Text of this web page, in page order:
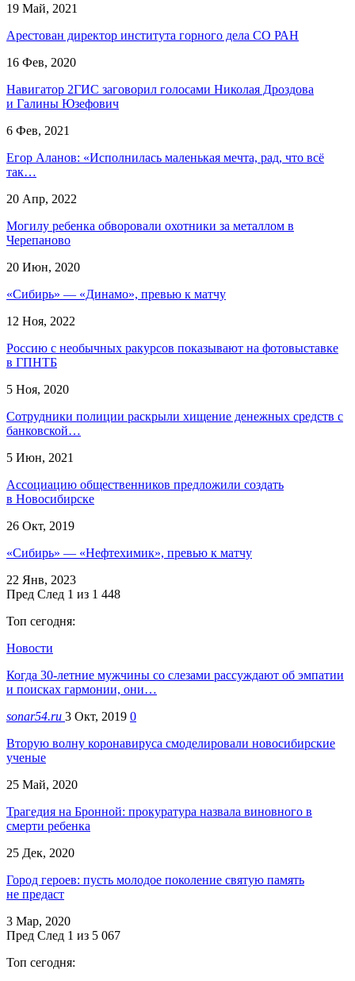
19 Май, 2021
Арестован директор института горного дела СО РАН
16 Фев, 2020
Навигатор 2ГИС заговорил голосами Николая Дроздова
и Галины Юзефович
6 Фев, 2021
Егор Аланов: «Исполнилась маленькая мечта, рад, что всё
так…
20 Апр, 2022
Могилу ребенка обворовали охотники за металлом в
Черепаново
20 Июн, 2020
«Сибирь» — «Динамо», превью к матчу
12 Ноя, 2022
Россию с необычных ракурсов показывают на фотовыставке
в ГПНТБ
5 Ноя, 2020
Сотрудники полиции раскрыли хищение денежных средств с
банковской…
5 Июн, 2021
Ассоциацию общественников предложили создать
в Новосибирске
26 Окт, 2019
«Сибирь» — «Нефтехимик», превью к матчу
22 Янв, 2023
Пред След 1 из 1 448
Топ сегодня:
Новости
Когда 30-летние мужчины со слезами рассуждают об эмпатии
и поисках гармонии, они…
sonar54.ru 3 Окт, 2019 0
Вторую волну коронавируса смоделировали новосибирские
ученые
25 Май, 2020
Трагедия на Бронной: прокуратура назвала виновного в
смерти ребенка
25 Дек, 2020
Город героев: пусть молодое поколение святую память
не предаст
3 Мар, 2020
Пред След 1 из 5 067
Топ сегодня: